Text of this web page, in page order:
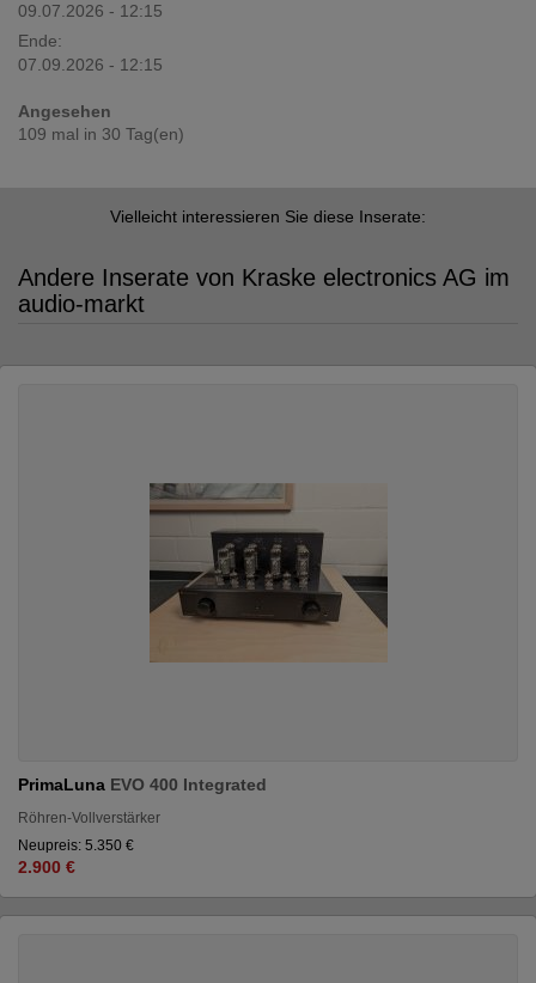
09.07.2026 - 12:15
Ende:
07.09.2026 - 12:15
Angesehen
109 mal in 30 Tag(en)
Vielleicht interessieren Sie diese Inserate:
Andere Inserate von Kraske electronics AG im
audio-markt
PrimaLuna EVO 400 Integrated
Röhren-Vollverstärker
Neupreis: 5.350 €
2.900 €